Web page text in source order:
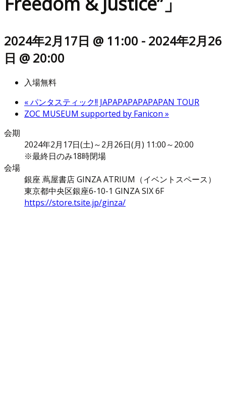
2024年2月17日 @ 11:00 - 2024年2月26
日 @ 20:00
入場無料
«パンタスティック!! JAPAPAPAPAPAPAN TOUR
ZOC MUSEUM supported by Fanicon »
会期
2024年2月17日(土)～2月26日(月) 11:00～20:00
※最終日のみ18時閉場
会場
銀座 蔦屋書店 GINZA ATRIUM（イベントスペース）
東京都中央区銀座6-10-1 GINZA SIX 6F
https://store.tsite.jp/ginza/